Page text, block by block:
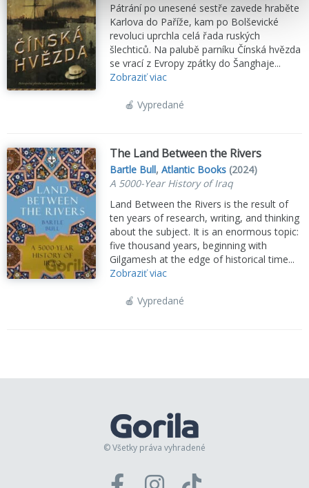
Pátrání po unesené sestře zavede hraběte
Karlova do Paříže, kam po Bolševické
revoluci uprchla celá řada ruských
šlechticů. Na palubě parníku Čínská hvězda
se vrací z Evropy zpátky do Šanghaje...
Zobraziť viac
🍎 Vypredané
The Land Between the Rivers
Bartle Bull,Atlantic Books (2024)
A 5000-Year History of Iraq
Land Between the Rivers is the result of
ten years of research, writing, and thinking
about the subject. It is an enormous topic:
five thousand years, beginning with
Gilgamesh at the edge of historical time...
Zobraziť viac
🍎 Vypredané
© Všetky práva vyhradené